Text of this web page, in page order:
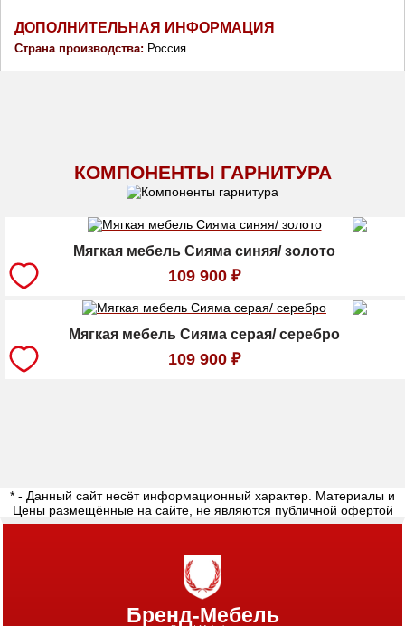
ДОПОЛНИТЕЛЬНАЯ ИНФОРМАЦИЯ
Страна производства: Россия
КОМПОНЕНТЫ ГАРНИТУРА
Мягкая мебель Сияма синяя/ золото
109 900 ₽
Мягкая мебель Сияма серая/ серебро
109 900 ₽
* - Данный сайт несёт информационный характер. Материалы и
Цены размещённые на сайте, не являются публичной офертой
Бренд-Мебель